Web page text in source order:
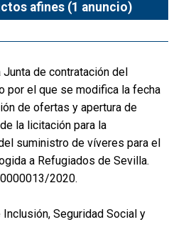
afines (1 anuncio)
Junta de contratación del
por el que se modifica la fecha
de ofertas y apertura de
la licitación para la
suministro de víveres para el
a Refugiados de Sevilla.
2020.
Seguridad Social y